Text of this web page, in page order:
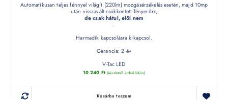
Automatikusan teljes fénnyel világít (220lm) mozgásérzékelés esetén, majd 10mp
után visszavált csökkentett fényerőre,
de csak hátul, elől nem
.
Harmadik kapcsolásra kikapcsol.
Garancia: 2 év
V-Tac LED
10 240 Ft (készletről érdeklődjön)
Kosárba teszem